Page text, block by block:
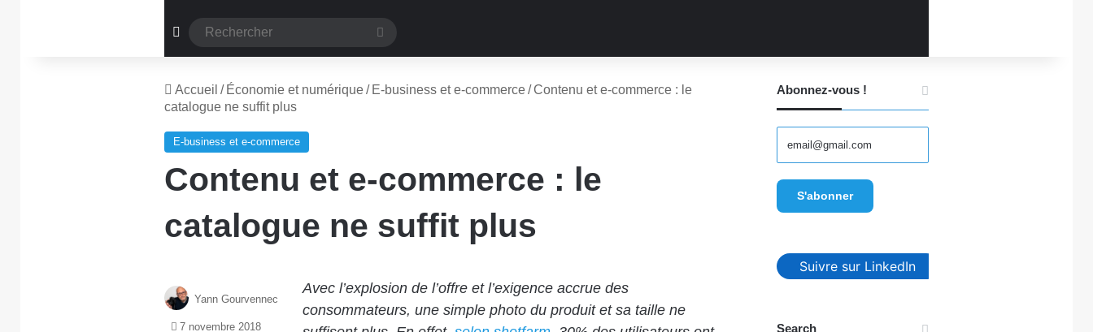
Article Aléatoire
Accueil / Économie et numérique/ E-business et e-commerce/Contenu et e-commerce : le
catalogue ne suffit plus
E-business et e-commerce
Contenu et e-commerce : le
catalogue ne suffit plus
Avec l’explosion de l’offre et l’exigence accrue des
consommateurs, une simple photo du produit et sa taille ne
Yann Gourvennec
7 novembre 2018
Abonnez-vous !
Suivre sur LinkedIn
Search